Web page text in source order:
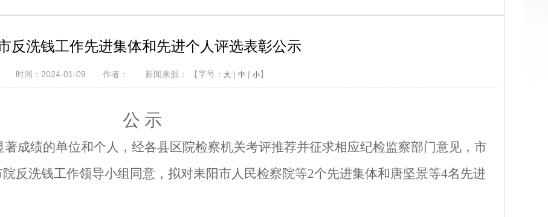
反洗钱工作先进集体和先进个人评选表彰公示
时间：2024-01-09 作者： 新闻来源： 【字号： 大 | 中 | 小】
公 示
成绩的单位和个人 ，经各县区院检察机关考评推荐并征求相应纪检监察部门意见， 市
院反洗钱工作领导小组 同意，拟对耒阳市人民检察院等2个先进集体和唐坚景等4名先进